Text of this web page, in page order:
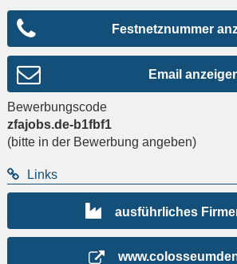
Festnetznummer
Email
Bewerbungscode
zfajobs.de-b1fbf1
(bitte in der Bewerbung angeben)
Links
ausführliches